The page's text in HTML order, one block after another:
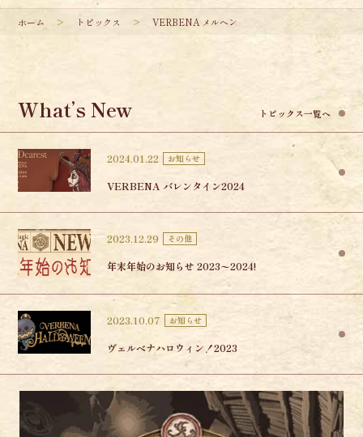
ホーム トピックス VERBENA メルヘン
What’s New トピックス一覧へ
2024.01.22 お知らせ
VERBENA バレンタイン2024
2023.12.29 その他
年末年始のお知らせ 2023〜2024!
2023.10.07 お知らせ
ヴェルベナハロウィン！2023